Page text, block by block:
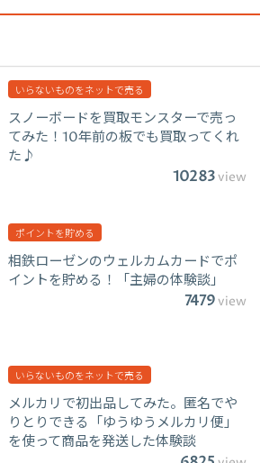
いらないものをネットで売る
スノーボードを買取モンスターで売っ
てみた！10年前の板でも買取ってくれ
た♪
10283view
ポイントを貯める
相鉄ローゼンのウェルカムカードでポ
イントを貯める！「主婦の体験談」
7479view
いらないものをネットで売る
メルカリで初出品してみた。匿名でや
りとりできる「ゆうゆうメルカリ便」
を使って商品を発送した体験談